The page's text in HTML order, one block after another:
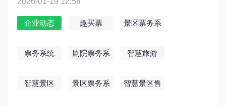
企业动态 趣买票
景区票务系
票务系统
剧院票务系
智慧旅游
智慧景区
景区票务系
智慧景区售